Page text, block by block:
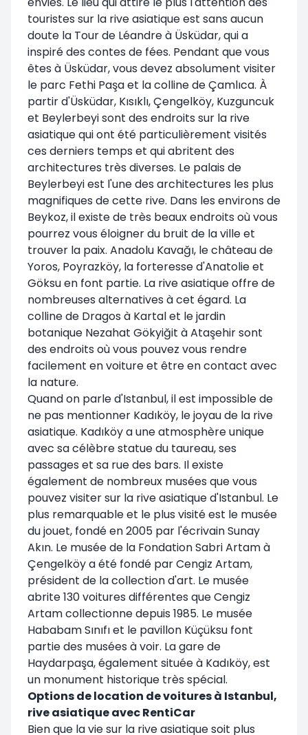
touristes sur la rive asiatique est sans aucun
doute la Tour de Léandre à Üsküdar, qui a
inspiré des contes de fées. Pendant que vous
êtes à Üsküdar, vous devez absolument visiter
le parc Fethi Paşa et la colline de Çamlıca. À
partir d'Üsküdar, Kısıklı, Çengelköy, Kuzguncuk
et Beylerbeyi sont des endroits sur la rive
asiatique qui ont été particulièrement visités
ces derniers temps et qui abritent des
architectures très diverses. Le palais de
Beylerbeyi est l'une des architectures les plus
magnifiques de cette rive. Dans les environs de
Beykoz, il existe de très beaux endroits où vous
pourrez vous éloigner du bruit de la ville et
trouver la paix. Anadolu Kavağı, le château de
Yoros, Poyrazköy, la forteresse d'Anatolie et
Göksu en font partie. La rive asiatique offre de
nombreuses alternatives à cet égard. La
colline de Dragos à Kartal et le jardin
botanique Nezahat Gökyiğit à Ataşehir sont
des endroits où vous pouvez vous rendre
facilement en voiture et être en contact avec
la nature.
Quand on parle d'Istanbul, il est impossible de
ne pas mentionner Kadıköy, le joyau de la rive
asiatique. Kadıköy a une atmosphère unique
avec sa célèbre statue du taureau, ses
passages et sa rue des bars. Il existe
également de nombreux musées que vous
pouvez visiter sur la rive asiatique d'Istanbul. Le
plus remarquable et le plus visité est le musée
du jouet, fondé en 2005 par l'écrivain Sunay
Akın. Le musée de la Fondation Sabri Artam à
Çengelköy a été fondé par Cengiz Artam,
président de la collection d'art. Le musée
abrite 130 voitures différentes que Cengiz
Artam collectionne depuis 1985. Le musée
Hababam Sınıfı et le pavillon Küçüksu font
partie des musées à voir. La gare de
Haydarpaşa, également située à Kadıköy, est
un monument historique très spécial.
Options de location de voitures à Istanbul,
rive asiatique avec RentiCar
Bien que la vie sur la rive asiatique soit plus